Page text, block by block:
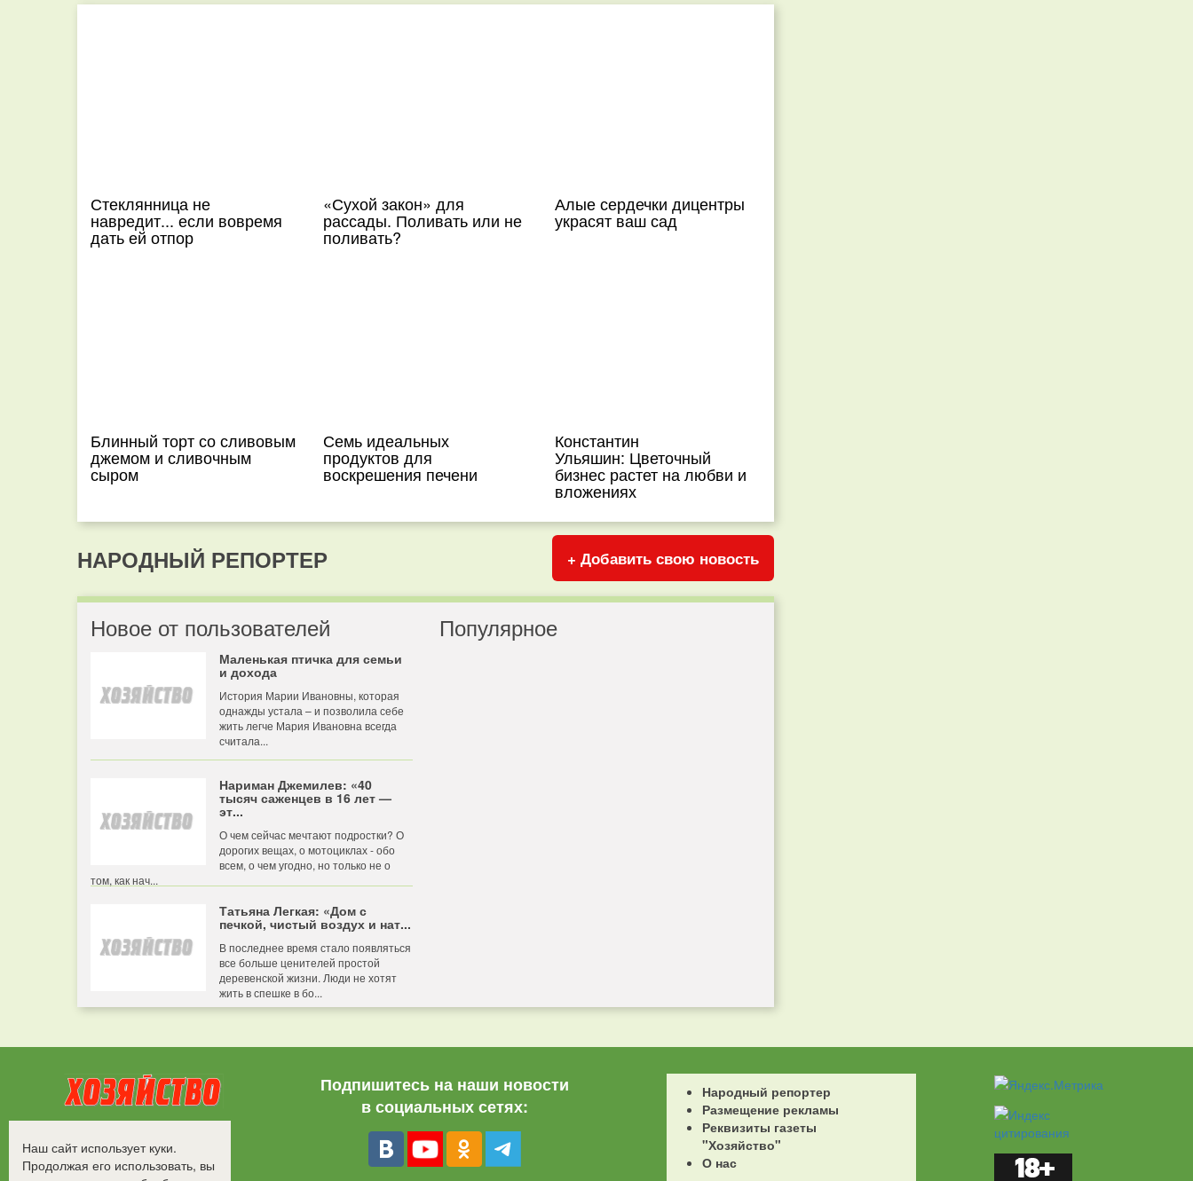
Стеклянница не
навредит... если вовремя
дать ей отпор
«Сухой закон» для
рассады. Поливать или не
поливать?
Алые сердечки дицентры
украсят ваш сад
Блинный торт со сливовым
джемом и сливочным
сыром
Семь идеальных
продуктов для
воскрешения печени
Константин
Ульяшин: Цветочный
бизнес растет на любви и
вложениях
НАРОДНЫЙ РЕПОРТЕР + Добавить свою новость
Новое от пользователей
Маленькая птичка для семьи
и дохода
История Марии Ивановны, которая
однажды устала – и позволила себе
жить легче Мария Ивановна всегда
считала...
Нариман Джемилев: «40
тысяч саженцев в 16 лет —
эт...
О чем сейчас мечтают подростки? О
дорогих вещах, о мотоциклах - обо
всем, о чем угодно, но только не о
том, как нач...
Татьяна Легкая: «Дом с
печкой, чистый воздух и нат...
В последнее время стало появляться
все больше ценителей простой
деревенской жизни. Люди не хотят
жить в спешке в бо...
Популярное
Все права защищены.
©2008-2017 - "Хозяйство"
Подпишитесь на наши новости
в социальных сетях:
Народный репортер
Размещение рекламы
Реквизиты газеты
"Хозяйство"
О нас
Наш сайт использует куки.
Продолжая его использовать, вы